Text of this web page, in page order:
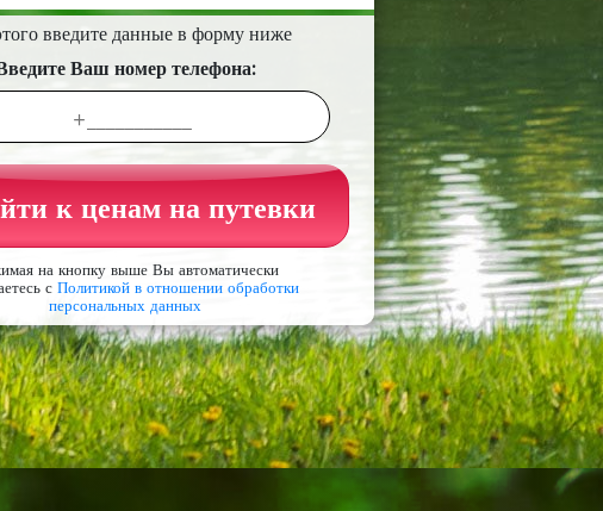
введите данные в форму ниже
Ваш номер телефона:
к ценам на путевки
на кнопку выше Вы автоматически
сПолитикой в отношении обработки
персональных данных